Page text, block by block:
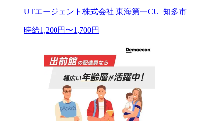
UTエージェント株式会社 東海第一CU_知多市
時給1,200円〜1,700円